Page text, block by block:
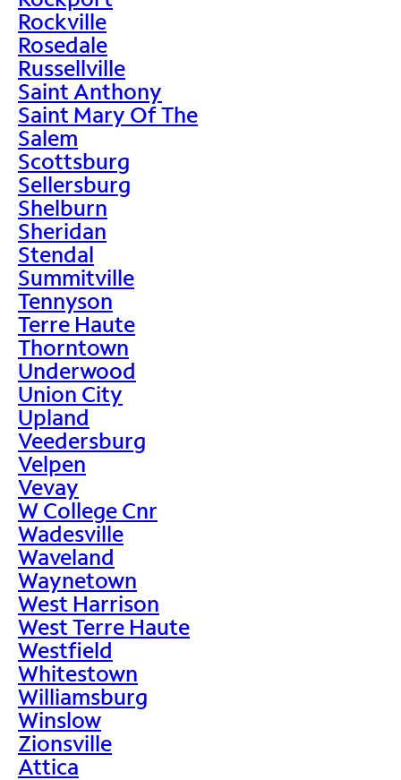
Rockville
Rosedale
Russellville
Saint Anthony
Saint Mary Of The
Salem
Scottsburg
Sellersburg
Shelburn
Sheridan
Stendal
Summitville
Tennyson
Terre Haute
Thorntown
Underwood
Union City
Upland
Veedersburg
Velpen
Vevay
W College Cnr
Wadesville
Waveland
Waynetown
West Harrison
West Terre Haute
Westfield
Whitestown
Williamsburg
Winslow
Zionsville
Attica